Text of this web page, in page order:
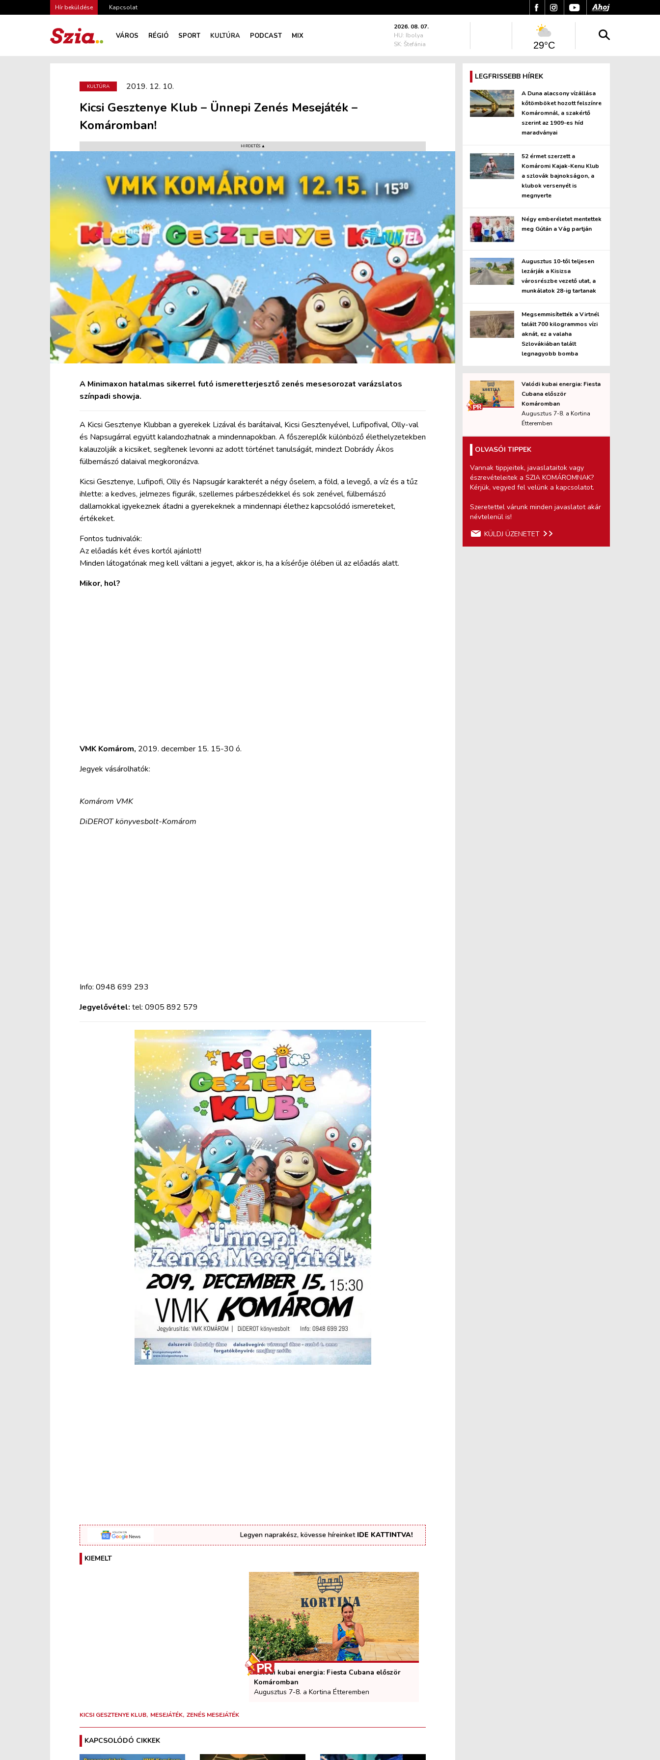
Hír beküldése Kapcsolat
VÁROS RÉGIÓ SPORT KULTÚRA PODCAST MIX
2026. 08. 07.
HU: Ibolya
SK: Štefánia
29°C
KULTÚRA 2019. 12. 10.
Kicsi Gesztenye Klub – Ünnepi Zenés Mesejáték –
Komáromban!
HIRDETÉS ▲
A Minimaxon hatalmas sikerrel futó ismeretterjesztő zenés mesesorozat varázslatos
színpadi showja.
A Kicsi Gesztenye Klubban a gyerekek Lizával és barátaival, Kicsi Gesztenyével, Lufipofival, Olly-val
és Napsugárral együtt kalandozhatnak a mindennapokban. A főszereplők különböző élethelyzetekben
kalauzolják a kicsiket, segítenek levonni az adott történet tanulságát, mindezt Dobrády Ákos
fülbemászó dalaival megkoronázva.
Kicsi Gesztenye, Lufipofi, Olly és Napsugár karakterét a négy őselem, a föld, a levegő, a víz és a tűz
ihlette: a kedves, jelmezes figurák, szellemes párbeszédekkel és sok zenével, fülbemászó
dallamokkal igyekeznek átadni a gyerekeknek a mindennapi élethez kapcsolódó ismereteket,
értékeket.
Fontos tudnivalók:
Az előadás két éves kortól ajánlott!
Minden látogatónak meg kell váltani a jegyet, akkor is, ha a kísérője ölében ül az előadás alatt.
Mikor, hol?
VMK Komárom, 2019. december 15. 15-30 ó.
Jegyek vásárolhatók:
Komárom VMK
DiDEROTkönyvesbolt-Komárom
Info: 0948 699 293
Jegyelővétel: tel: 0905 892 579
Legyen naprakész, kövesse híreinket IDE KATTINTVA!
KIEMELT
Valódi kubai energia: Fiesta Cubana először
Komáromban
Augusztus 7-8. a Kortina Étteremben
KICSI GESZTENYE KLUB MESEJÁTÉK ZENÉS MESEJÁTÉK
KAPCSOLÓDÓ CIKKEK
LEGFRISSEBB HÍREK
A Duna alacsony vízállása
kőtömböket hozott felszínre
Komáromnál, a szakértő
szerint az 1909-es híd
maradványai
52 érmet szerzett a
Komáromi Kajak-Kenu Klub
a szlovák bajnokságon, a
klubok versenyét is
megnyerte
Négy emberéletet mentettek
meg Gútán a Vág partján
Augusztus 10-től teljesen
lezárják a Kisizsa
városrészbe vezető utat, a
munkálatok 28-ig tartanak
Megsemmisítették a Virtnél
talált 700 kilogrammos vízi
aknát, ez a valaha
Szlovákiában talált
legnagyobb bomba
Valódi kubai energia: Fiesta
Cubana először
Komáromban
Augusztus 7-8. a Kortina
Étteremben
OLVASÓI TIPPEK
Vannak tippjeitek, javaslataitok vagy
észrevételeitek a SZIA KOMÁROMNAK?
Kérjük, vegyed fel velünk a kapcsolatot.
Szeretettel várunk minden javaslatot akár
névtelenül is!
KÜLDJ ÜZENETET